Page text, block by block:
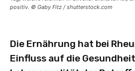
positiv. © Gaby Fitz / shutterstock.com
Die Ernährung hat bei
Einfluss auf die